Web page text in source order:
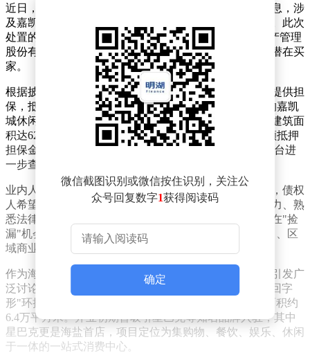
近日，阿里拍卖平台披露了一则引人关注的资产处置信息，涉
及嘉凯城（上海）互联网科技有限公司的债权转让项目。此次
处置的债权总额高达2.1796亿元，由债权人中国长城资产管理
股份有限公司浙江省分公司发起，拟通过公开方式寻找潜在买
家。
根据披露内容，该笔债权以保证、抵押、质押三种方式提供担
保，抵押物中包含位于海盐县武原街道新桥北路231号的嘉凯
城休闲广场城市客厅项目。具体涉及17套商业用房，总建筑面
积达62258.33平方米，土地面积39380.96平方米，最高额抵押
担保金额为4.056亿元。完整处置细则可通过阿里拍卖平台进
一步查询。
业内人士分析，这起债权转让本质上属于不良资产处置，债权
人希望通过市场化手段实现资金回笼。对于具备资金实力、熟
悉法律流程及资产运营的投资者而言，此类项目可能存在"捡
漏"机会，但需充分评估潜在风险，包括抵押物变现能力、区
域商业环境变化等因素。
作为海盐曾经的商业地标，嘉凯城城市客厅项目的现状引发广
泛讨论。该项目于2015年底开业，总投资4亿元，采用"回字
形"环抱式布局，商业主体为3层局部4层结构，总建筑面积约
6.4万平方米。开业初期曾吸引星巴克等知名品牌入驻，其中
星巴克更是海盐首店，项目定位为集购物、餐饮、娱乐、休闲
于一体的一站式消费中心。
微信截图识别或微信按住识别，关注公
众号回复数字1获得阅读码
确定